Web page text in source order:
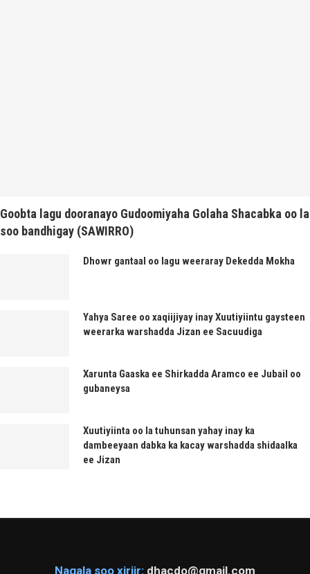
Goobta lagu dooranayo Gudoomiyaha Golaha Shacabka oo la
soo bandhigay (SAWIRRO)
Dhowr gantaal oo lagu weeraray Dekedda Mokha
Yahya Saree oo xaqiijiyay inay Xuutiyiintu gaysteen
weerarka warshadda Jizan ee Sacuudiga
Xarunta Gaaska ee Shirkadda Aramco ee Jubail oo
gubaneysa
Xuutiyiinta oo la tuhunsan yahay inay ka
dambeeyaan dabka ka kacay warshadda shidaalka
ee Jizan
Nagala soo xiriir: dhacdo@gmail.com